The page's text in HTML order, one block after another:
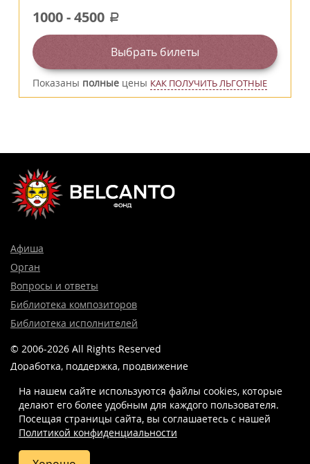
1000-4500 a
Выбрать билеты
Показаны полные цены КАК ПОЛУЧИТЬ ЛЬГОТНЫЕ
Афиша
Орган
Вопросы и ответы
Библиотека композиторов
Библиотека исполнителей
© 2006-2026 All Rights Reserved
Доработка, поддержка, продвижение
8 (499) 923-22-78
info@belcantofund.com
На нашем сайте используются файлы cookies, которые
делают его более удобным для каждого пользователя.
Посещая страницы сайта, вы соглашаетесь c нашей
Политикой конфиденциальности